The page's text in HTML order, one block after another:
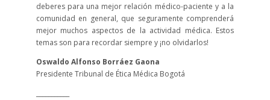
deberes para una mejor relación médico-paciente y a la
comunidad en general, que seguramente comprenderá
mejor muchos aspectos de la actividad médica. Estos
temas son para recordar siempre y ¡no olvidarlos!
Oswaldo Alfonso Borráez Gaona
Presidente Tribunal de Ética Médica Bogotá